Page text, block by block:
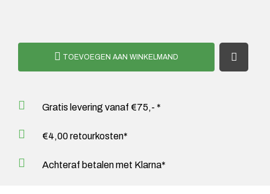
TOEVOEGEN AAN WINKELMAND
Gratis levering vanaf €75,- *
€4,00 retourkosten*
Achteraf betalen met Klarna*